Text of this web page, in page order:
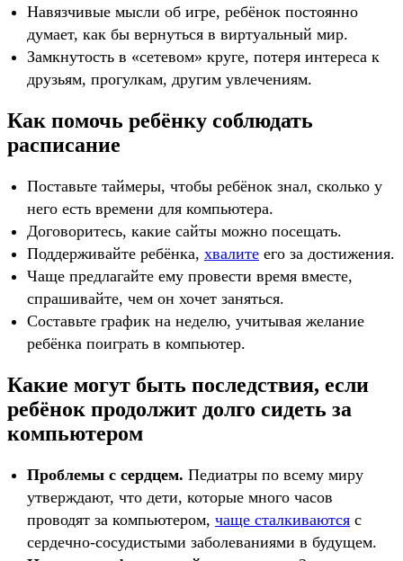
Навязчивые мысли об игре, ребёнок постоянно
думает, как бы вернуться в виртуальный мир.
Замкнутость в «сетевом» круге, потеря интереса к
друзьям, прогулкам, другим увлечениям.
Как помочь ребёнку соблюдать
расписание
Поставьте таймеры, чтобы ребёнок знал, сколько у
него есть времени для компьютера.
Договоритесь, какие сайты можно посещать.
Поддерживайте ребёнка, хвалите его за достижения.
Чаще предлагайте ему провести время вместе,
спрашивайте, чем он хочет заняться.
Составьте график на неделю, учитывая желание
ребёнка поиграть в компьютер.
Какие могут быть последствия, если
ребёнок продолжит долго сидеть за
компьютером
Проблемы с сердцем. Педиатры по всему миру
утверждают, что дети, которые много часов
проводят за компьютером, чаще сталкиваются с
сердечно-сосудистыми заболеваниями в будущем.